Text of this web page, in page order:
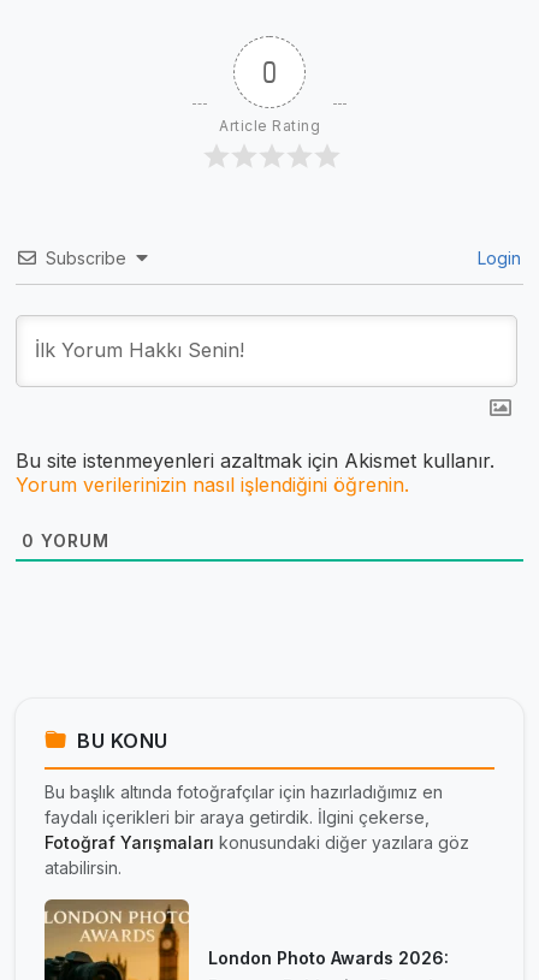
0
Article Rating
Subscribe Login
Bu site istenmeyenleri azaltmak için Akismet kullanır.
Yorum verilerinizin nasıl işlendiğini öğrenin.
0 YORUM
BU KONU
Bu başlık altında fotoğrafçılar için hazırladığımız en
faydalı içerikleri bir araya getirdik. İlgini çekerse,
Fotoğraf Yarışmaları konusundaki diğer yazılara göz
atabilirsin.
London Photo Awards 2026: